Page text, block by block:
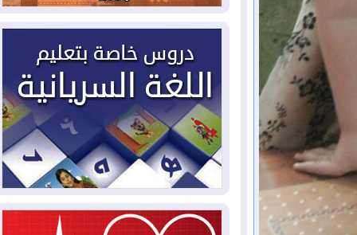
2026-08-02مشروع "حسابي" يُمهل
الموظفين حتى نهاية أغسطس لاستلام
بطاقاتهم المصرفية
2026-08-02دمشق وعمّان تحذران بغداد:
أي هجوم من أراضي العراق سيواجه برد
2026-08-02ترامب: الولايات المتحدة
وإسرائيل تعلقان شن ضربات على إيران
2026-08-01تقرير: الولايات المتحدة تسحب
منظومة باتريوت الدفاعية من أربيل